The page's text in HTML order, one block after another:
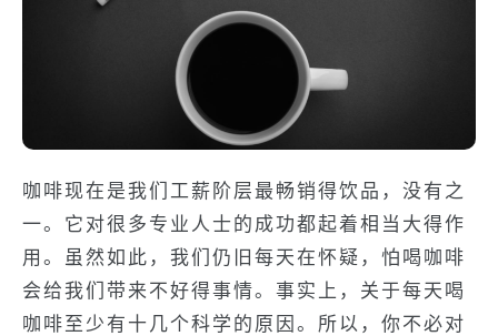
咖啡现在是我们工薪阶层最畅销得饮品，没有之
一。它对很多专业人士的成功都起着相当大得作
用。虽然如此，我们仍旧每天在怀疑，怕喝咖啡
会给我们带来不好得事情。事实上，关于每天喝
咖啡至少有十几个科学的原因。所以，你不必对